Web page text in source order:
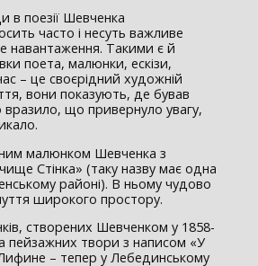
в поезії Шевченка
часто і несуть важливе
навантаження. Такими є й
поета, малюнки, ескізи,
– це своєрідний художній
вони показують, де бував
що привернуло увагу,
малюнком Шевченка з
Стінка» (таку назву має одна
районі). В ньому чудово
широкого простору.
створених Шевченком у 1858-
пейзажних твори з написом «У
– тепер у Лебединському